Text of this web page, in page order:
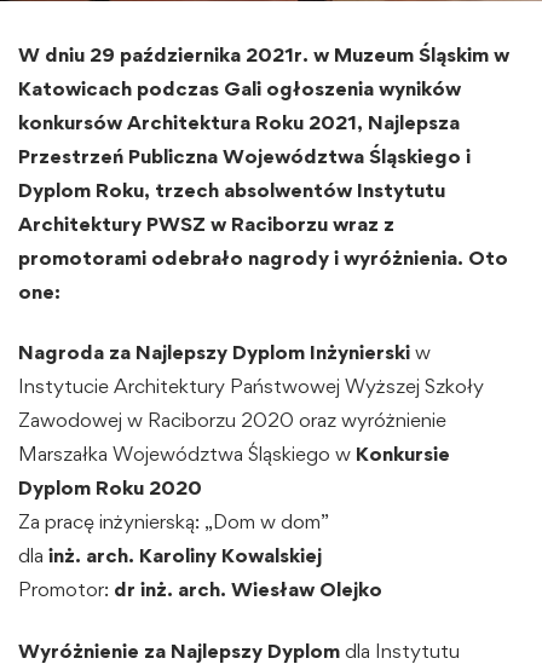
W dniu 29 października 2021r. w Muzeum Śląskim w
Katowicach podczas Gali ogłoszenia wyników
konkursów Architektura Roku 2021, Najlepsza
Przestrzeń Publiczna Województwa Śląskiego i
Dyplom Roku, trzech absolwentów Instytutu
Architektury PWSZ w Raciborzu wraz z
promotorami odebrało nagrody i wyróżnienia. Oto
one:
Nagroda za Najlepszy Dyplom Inżynierski w
Instytucie Architektury Państwowej Wyższej Szkoły
Zawodowej w Raciborzu 2020 oraz wyróżnienie
Marszałka Województwa Śląskiego w Konkursie
Dyplom Roku 2020
Za pracę inżynierską: „Dom w dom”
dla inż. arch. Karoliny Kowalskiej
Promotor: dr inż. arch. Wiesław Olejko
Wyróżnienie za Najlepszy Dyplom dla Instytutu